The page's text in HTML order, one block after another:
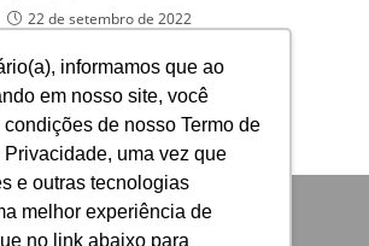
informamos que ao
em nosso site, você
de nosso Termo de
uma vez que
e outras tecnologias
melhor experiência de
no link abaixo para
22 de setembro de 2022